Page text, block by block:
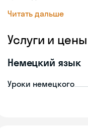
Читать дальше
Услуги и цены
Немецкий язык
Уроки немецкого